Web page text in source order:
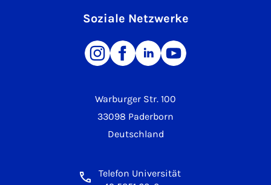
Warburger Str. 100
33098 Paderborn
Deutschland
Telefon Universität
Soziale Netzwerke